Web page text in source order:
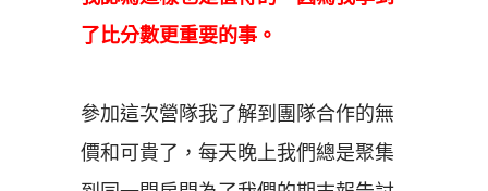
了比分數更重要的事。
參加這次營隊我了解到團隊合作的無
價和可貴了，每天晚上我們總是聚集